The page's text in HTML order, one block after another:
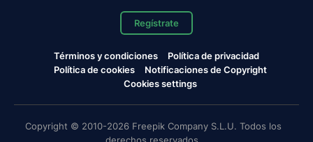
Regístrate
Términos y condiciones
Política de privacidad
Política de cookies
Notificaciones de Copyright
Cookies settings
Copyright © 2010-2026 Freepik Company S.L.U. Todos los